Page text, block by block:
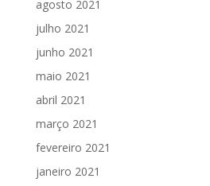
agosto 2021
julho 2021
junho 2021
maio 2021
abril 2021
março 2021
fevereiro 2021
janeiro 2021